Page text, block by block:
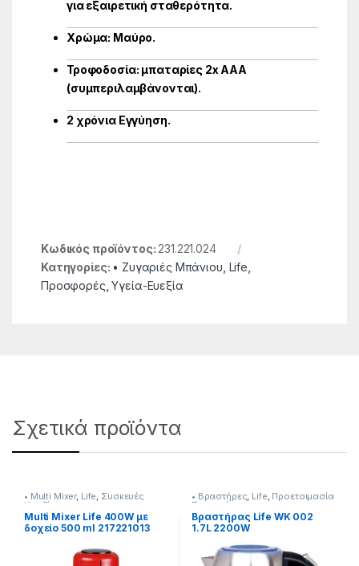
για εξαιρετική σταθερότητα.
Χρώμα: Μαύρο.
Τροφοδοσία: μπαταρίες 2x AAA
(συμπεριλαμβάνονται).
2 χρόνια Εγγύηση.
Κωδικός προϊόντος: 231.221.024
Κατηγορίες: • Ζυγαριές Μπάνιου Life
Προσφορές ,Υγεία-Ευεξία
Σχετικά προϊόντα
• Multi Mixer, Life, Συσκευές
Κουζίνας
Multi Mixer Life 400W με
δοχείο 500 ml 217221013
• Βραστήρες, Life, Προετοιμασία
Πρωινού
Βραστήρας Life WK 002
1.7L 2200W